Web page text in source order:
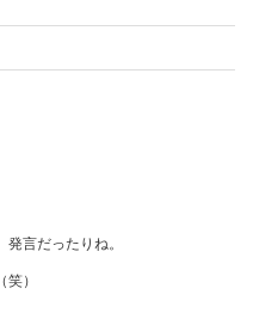
言だったりね。
）